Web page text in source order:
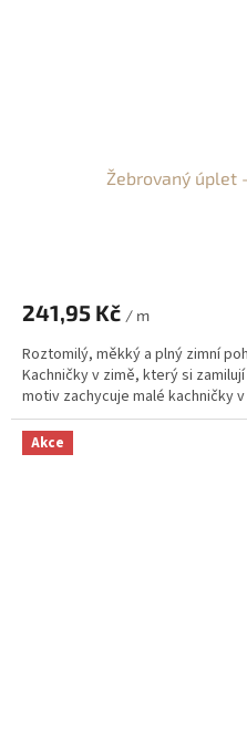
Žebrovaný úplet
241,95 Kč / m
Roztomilý, měkký a plný zimní
Kachničky v zimě, který si
motiv zachycuje malé kachničky
Akce